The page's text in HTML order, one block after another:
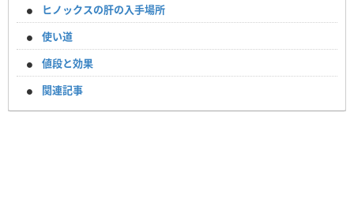
ヒノックスの肝の入手場所
使い道
値段と効果
関連記事